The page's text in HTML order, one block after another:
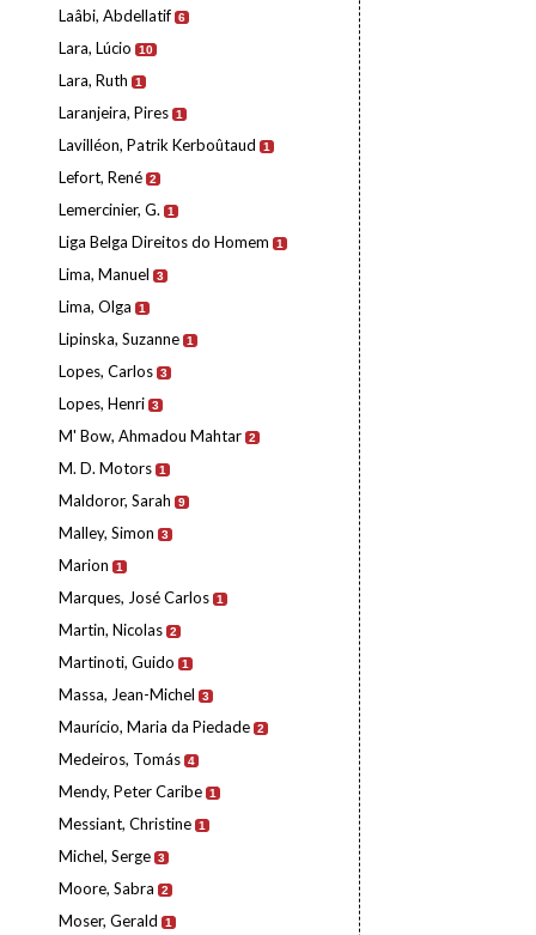
Laâbi, Abdellatif 6
Lara, Lúcio 10
Lara, Ruth 1
Laranjeira, Pires 1
Lavilléon, Patrik Kerboûtaud 1
Lefort, René 2
Lemercinier, G. 1
Liga Belga Direitos do Homem 1
Lima, Manuel 3
Lima, Olga 1
Lipinska, Suzanne 1
Lopes, Carlos 3
Lopes, Henri 3
M' Bow, Ahmadou Mahtar 2
M. D. Motors 1
Maldoror, Sarah 9
Malley, Simon 3
Marion 1
Marques, José Carlos 1
Martin, Nicolas 2
Martinoti, Guido 1
Massa, Jean-Michel 3
Maurício, Maria da Piedade 2
Medeiros, Tomás 4
Mendy, Peter Caribe 1
Messiant, Christine 1
Michel, Serge 3
Moore, Sabra 2
Moser, Gerald 1